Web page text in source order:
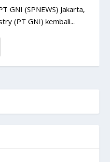
GNI (SPNEWS) Jakarta,
(PT GNI) kembali...